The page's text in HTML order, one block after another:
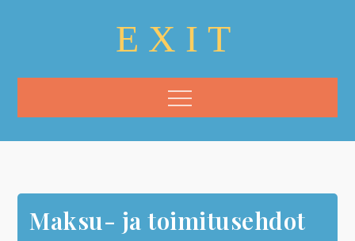
EXIT
Menu
Maksu- ja toimitusehdot